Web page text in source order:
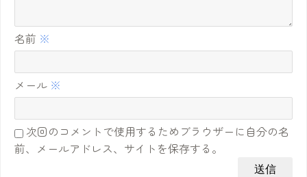
名前 ※
メール ※
次回のコメントで使用するためブラウザーに自分の名
前、メールアドレス、サイトを保存する。